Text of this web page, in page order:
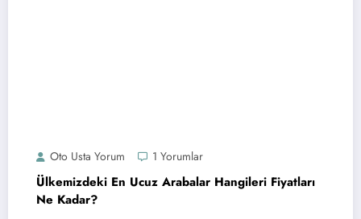
Oto Usta Yorum 1 Yorumlar
Ülkemizdeki En Ucuz Arabalar Hangileri Fiyatları
Ne Kadar?